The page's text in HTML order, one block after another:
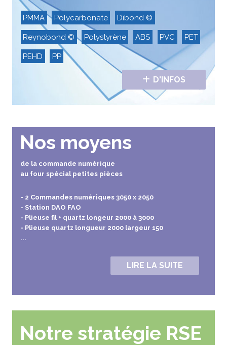
PMMA Polycarbonate Dibond ©
Reynobond © Polystyrène ABS PVC PET
PEHD PP
D'INFOS
Nos moyens
de la commande numérique
au four spécial petites pièces
- 2 Commandes numériques 3050 x 2050
- Station DAO FAO
- Plieuse fil + quartz longeur 2000 à 3000
- Plieuse quartz longueur 2000 largeur 150
...
LIRE LA SUITE
Notre stratégie RSE